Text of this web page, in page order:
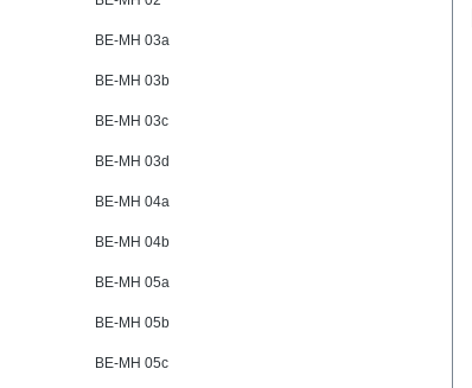
BE-MH 03a
BE-MH 03b
BE-MH 03c
BE-MH 03d
BE-MH 04a
BE-MH 04b
BE-MH 05a
BE-MH 05b
BE-MH 05c